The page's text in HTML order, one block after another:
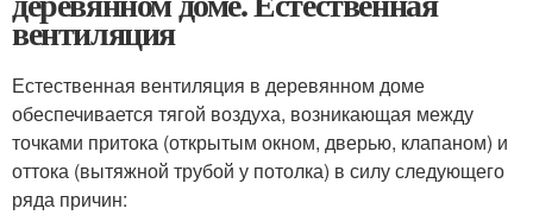
вентиляция
Естественная вентиляция в деревянном доме
обеспечивается тягой воздуха, возникающая между
точками притока (открытым окном, дверью, клапаном) и
оттока (вытяжной трубой у потолка) в силу следующего
ряда причин: